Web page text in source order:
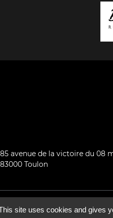
85 avenue de la victoire du 08
83000 Toulon
?
:epartenair e
site uses cookies and gives